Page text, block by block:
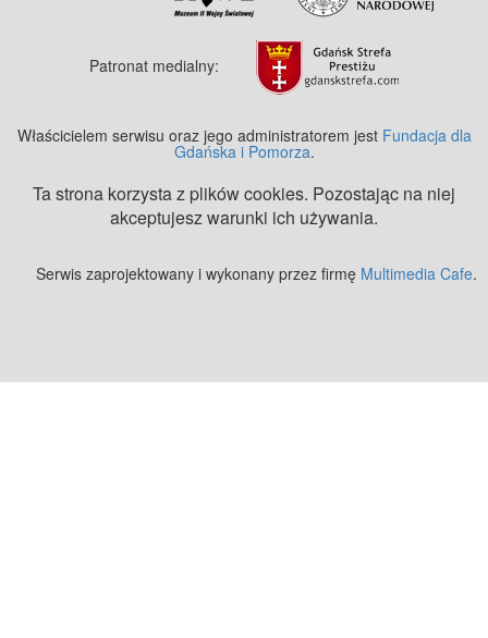
Patronat medialny:
Właścicielem serwisu oraz jego administratorem jest Fundacja dla
Gdańska i Pomorza.
Ta strona korzysta z plików cookies. Pozostając na niej
akceptujesz warunki ich używania.
Serwis zaprojektowany i wykonany przez firmę Multimedia Cafe.